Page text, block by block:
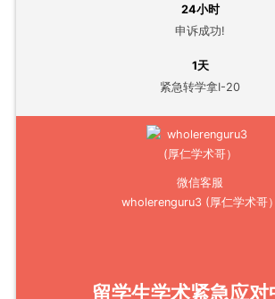
24小时
申诉成功!
1天
紧急转学拿I-20
微信客服
wholerenguru3 (厚仁学术哥）
留学生学术紧急应对